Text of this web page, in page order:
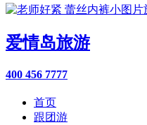
爱情岛旅游
400 456 7777
首页
跟团游